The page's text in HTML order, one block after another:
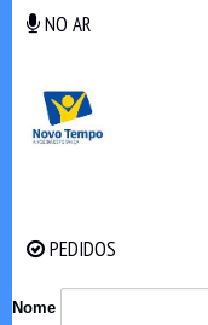
NO AR
PEDIDOS
Nome